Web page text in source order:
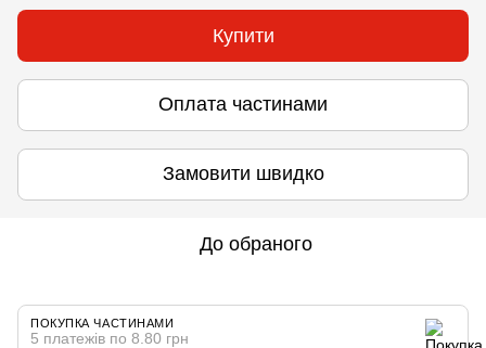
Купити
Оплата частинами
Замовити швидко
До обраного
ПОКУПКА ЧАСТИНАМИ
5 платежів по 8.80 грн